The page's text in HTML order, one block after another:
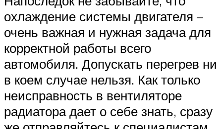
охлаждение системы двигателя –
очень важная и нужная задача для
корректной работы всего
автомобиля. Допускать перегрев ни
в коем случае нельзя. Как только
неисправность в вентиляторе
радиатора дает о себе знать, сразу